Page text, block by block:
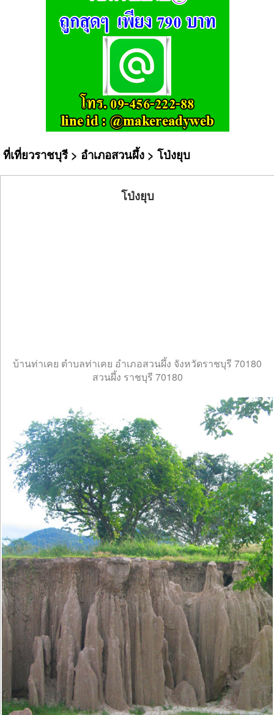
ที่เที่ยวราชบุรี> อำเภอสวนผึ้ง > โป่งยุบ
โป่งยุบ
บ้านท่าเคย ตำบลท่าเคย อำเภอสวนผึ้ง จังหวัดราชบุรี 70180
สวนผึ้ง ราชบุรี 70180